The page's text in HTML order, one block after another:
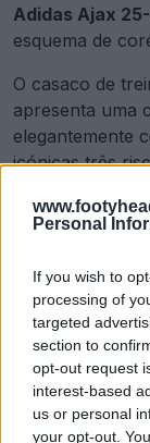
Personal
If you wish to
processing of
targeted
section to
opt-out request
interest-based
us or personal
your opt-out.
Adidas Ajax
esquema de
O casaco de
apresenta uma
elegantemente
icónicas três
bem como no
do peito e no
Esta coleção
linha de estilo
com